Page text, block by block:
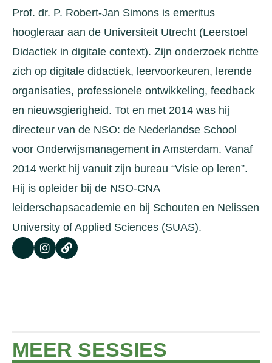
Prof. dr. P. Robert-Jan Simons is emeritus
hoogleraar aan de Universiteit Utrecht (Leerstoel
Didactiek in digitale context). Zijn onderzoek richtte
zich op digitale didactiek, leervoorkeuren, lerende
organisaties, professionele ontwikkeling, feedback
en nieuwsgierigheid. Tot en met 2014 was hij
directeur van de NSO: de Nederlandse School
voor Onderwijsmanagement in Amsterdam. Vanaf
2014 werkt hij vanuit zijn bureau “Visie op leren”.
Hij is opleider bij de NSO-CNA
leiderschapsacademie en bij Schouten en Nelissen
University of Applied Sciences (SUAS).
MEER SESSIES